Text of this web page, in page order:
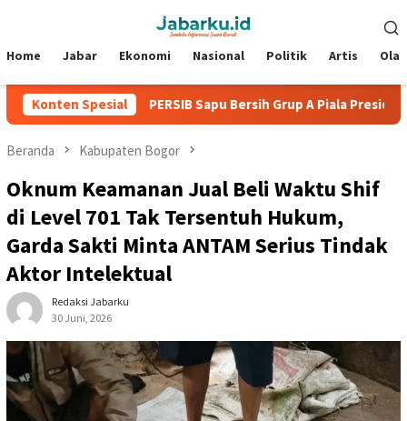
Mobile
Home Jabar Ekonomi Nasional Politik Artis
Konten Spesial
PERSIB Sapu Bersih Grup A Piala Presiden 2026,
Beranda Kabupaten Bogor
Oknum Keamanan Jual Beli Waktu Shif
di Level 701 Tak Tersentuh Hukum,
Garda Sakti Minta ANTAM Serius Tindak
Aktor Intelektual
Redaksi Jabarku
30 Juni, 2026